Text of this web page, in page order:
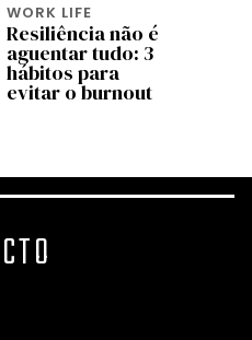
WORK LIFE
Resiliência não é
aguentar tudo: 3
hábitos para
evitar o burnout